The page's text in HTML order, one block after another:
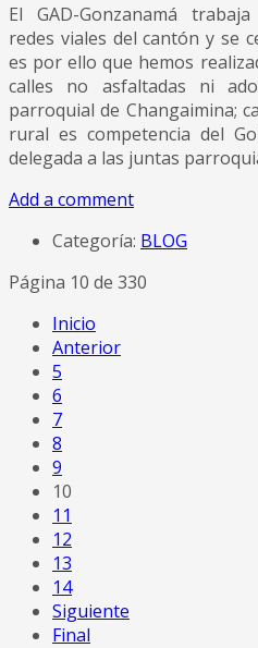
El GAD-Gonzanamá
redes viales del cantón y se
es por ello que hemos
calles no asfaltadas ni
parroquial de Changaimina;
rural es competencia del
delegada a las juntas
Add a comment
Categoría: BLOG
Página 10 de 330
Inicio
Anterior
5
6
7
8
9
10
11
12
13
14
Siguiente
Final